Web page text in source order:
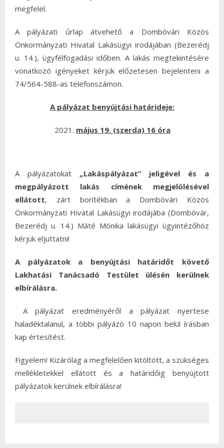
megfelel.
A pályázati űrlap átvehető a Dombóvári Közös
Önkormányzati Hivatal Lakásügyi irodájában (Bezerédj
u. 14.), ügyfélfogadási időben. A lakás megtekintésére
vonatkozó igényeket kérjük előzetesen bejelenteni a
74/564-588-as telefonszámon.
A pályázat benyújtási határideje:
május 19. (szerda) 16 óra
A pályázatokat „Lakáspályázat” jeligével és a
megpályázott lakás címének
megjelölésével
ellátott, zárt borítékban a Dombóvári Közös
Önkormányzati Hivatal Lakásügyi irodájába (Dombóvár,
Bezerédj u. 14.) Máté Mónika lakásügyi ügyintézőhöz
kérjük eljuttatni!
A pályázatok a benyújtási határidőt követő
Lakhatási Tanácsadó Testület ülésén kerülnek
elbírálásra.
A pályázat eredményéről a pályázat nyertese
haladéktalanul, a többi pályázó 10 napon belül írásban
kap értesítést.
Figyelem! Kizárólag a megfelelően kitöltött, a szükséges
mellékletekkel ellátott és a határidőig benyújtott
pályázatok kerülnek elbírálásra!